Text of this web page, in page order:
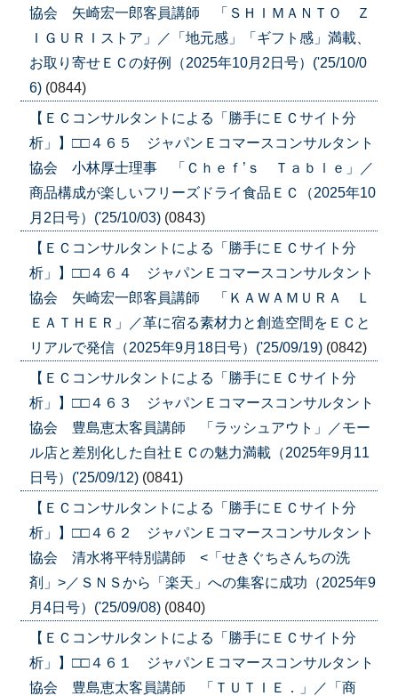
協会 矢崎宏一郎客員講師 「ＳＨＩＭＡＮＴＯ Ｚ
ＩＧＵＲＩストア」／「地元感」「ギフト感」満載、
お取り寄せＥＣの好例（2025年10月2日号）('25/10/0
6) (0844)
【ＥＣコンサルタントによる「勝手にＥＣサイト分
析」】□□４６５ ジャパンＥコマースコンサルタント
協会 小林厚士理事 「Ｃｈｅｆ’ｓ Ｔａｂｌｅ」／
商品構成が楽しいフリーズドライ食品ＥＣ（2025年10
月2日号）('25/10/03) (0843)
【ＥＣコンサルタントによる「勝手にＥＣサイト分
析」】□□４６４ ジャパンＥコマースコンサルタント
協会 矢崎宏一郎客員講師 「ＫＡＷＡＭＵＲＡ Ｌ
ＥＡＴＨＥＲ」／革に宿る素材力と創造空間をＥＣと
リアルで発信（2025年9月18日号）('25/09/19) (0842)
【ＥＣコンサルタントによる「勝手にＥＣサイト分
析」】□□４６３ ジャパンＥコマースコンサルタント
協会 豊島恵太客員講師 「ラッシュアウト」／モー
ル店と差別化した自社ＥＣの魅力満載（2025年9月11
日号）('25/09/12) (0841)
【ＥＣコンサルタントによる「勝手にＥＣサイト分
析」】□□４６２ ジャパンＥコマースコンサルタント
協会 清水将平特別講師 <「せきぐちさんちの洗
剤」>／ＳＮＳから「楽天」への集客に成功（2025年9
月4日号）('25/09/08) (0840)
【ＥＣコンサルタントによる「勝手にＥＣサイト分
析」】□□４６１ ジャパンＥコマースコンサルタント
協会 豊島恵太客員講師 「ＴＵＴＩＥ．」／「商